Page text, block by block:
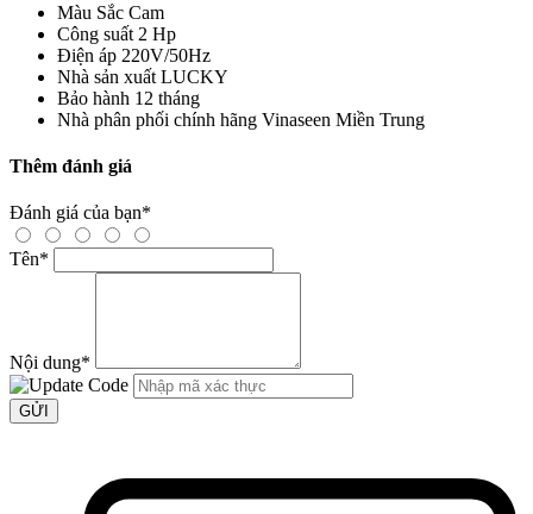
Màu Sắc Cam
Công suất 2 Hp
Điện áp 220V/50Hz
Nhà sản xuất LUCKY
Bảo hành 12 tháng
Nhà phân phối chính hãng Vinaseen Miền Trung
Thêm đánh giá
Đánh giá của bạn*
Tên*
Nội dung*
GỬI